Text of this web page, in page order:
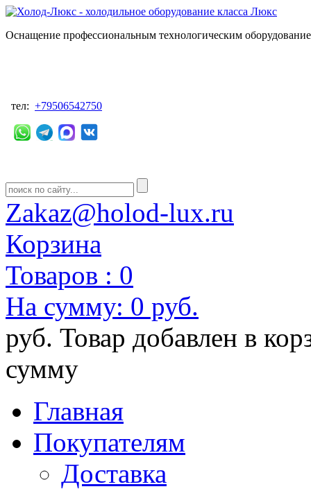
Оснащение профессиональным технологическим
тел: +79506542750
Zakaz@holod-lux.ru
Корзина
Товаров : 0
На сумму: 0 руб.
руб. Товар добавлен в
сумму
Главная
Покупателям
Доставка